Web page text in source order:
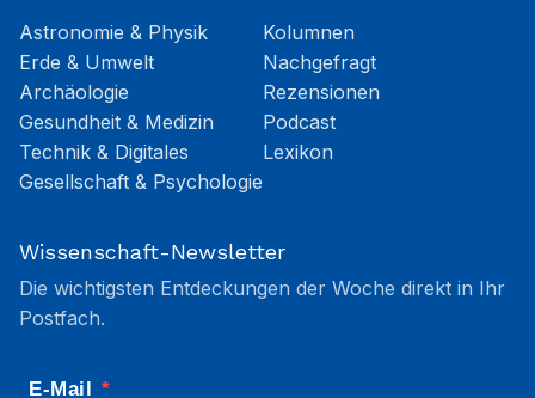
Astronomie & Physik
Erde & Umwelt
Archäologie
Gesundheit & Medizin
Technik & Digitales
Gesellschaft & Psychologie
Kolumnen
Nachgefragt
Rezensionen
Podcast
Lexikon
Wissenschaft-Newsletter
Die wichtigsten Entdeckungen der Woche direkt in Ihr
Postfach.